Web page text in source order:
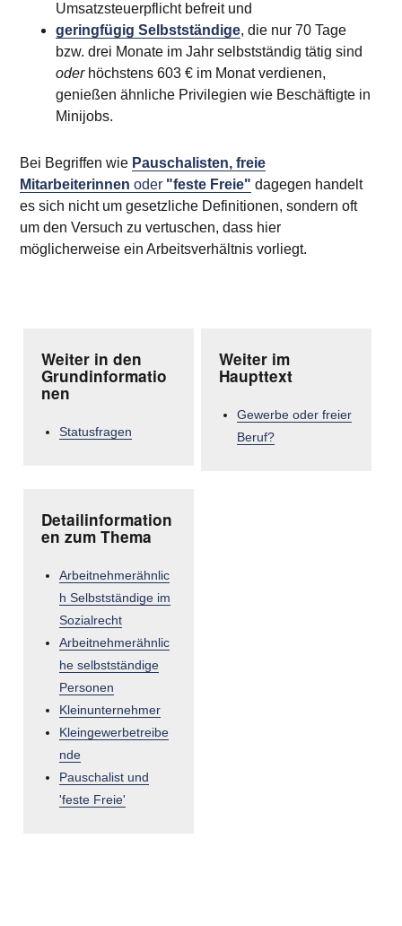
Umsatzsteuerpflicht befreit und
geringfügig Selbstständige, die nur 70 Tage
bzw. drei Monate im Jahr selbstständig tätig sind
oderhöchstens603 € im Monat verdienen,
genießen ähnliche Privilegien wie Beschäftigte in
Minijobs.
Bei Begriffen wie Pauschalisten, freie
Mitarbeiterinnen oder "feste Freie" dagegen handelt
es sich nicht um gesetzliche Definitionen, sondern oft
um den Versuch zu vertuschen, dass hier
möglicherweise ein Arbeitsverhältnis vorliegt.
Weiter in den
Grundinformatio
nen
Statusfragen
Weiter im
Haupttext
Gewerbe oder freier
Beruf?
Detailinformation
en zum Thema
Arbeitnehmerähnlic
h Selbstständige im
Sozialrecht
Arbeitnehmerähnlic
he selbstständige
Personen
Kleinunternehmer
Kleingewerbetreibe
nde
Pauschalist und
'feste Freie'